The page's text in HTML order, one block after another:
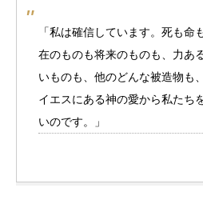
「私は確信しています。死も命
在のものも将来のものも、力あ
いものも、他のどんな被造物も
イエスにある神の愛から私たち
いのです。」